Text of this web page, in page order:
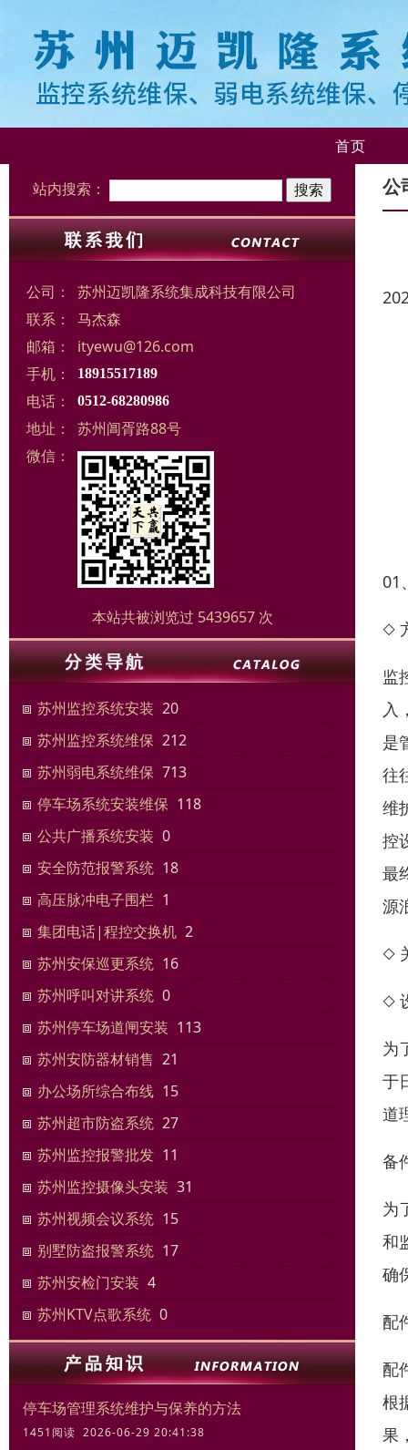
首页
站内搜索：
公司：
苏州迈凯隆系统集成科技有限公司
联系：
马杰森
邮箱：
ityewu@126.com
手机：
18915517189
电话： 0512-68280986
地址：
苏州阊胥路88号
微信：
本站共被浏览过 5439657 次
苏州监控系统安装 20
苏州监控系统维保 212
苏州弱电系统维保 713
停车场系统安装维保 118
公共广播系统安装 0
安全防范报警系统 18
高压脉冲电子围栏 1
集团电话|程控交换机 2
苏州安保巡更系统 16
苏州呼叫对讲系统 0
苏州停车场道闸安装 113
苏州安防器材销售 21
办公场所综合布线 15
苏州超市防盗系统 27
苏州监控报警批发 11
苏州监控摄像头安装 31
苏州视频会议系统 15
别墅防盗报警系统 17
苏州安检门安装 4
苏州KTV点歌系统 0
停车场管理系统维护与保养的方法
1451阅读 2026-06-29 20:41:38
公
01
◇
监
入
是
往
维
控
最
源
◇
◇
为
于
道
备
为
和
确
配
配
根
果